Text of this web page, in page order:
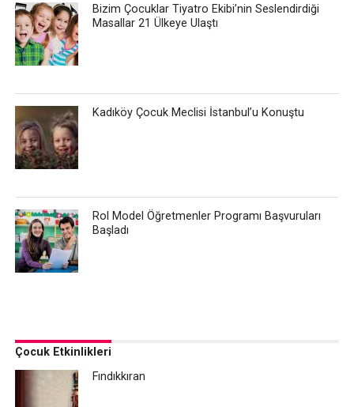
Bizim Çocuklar Tiyatro Ekibi’nin Seslendirdiği
Masallar 21 Ülkeye Ulaştı
Kadıköy Çocuk Meclisi İstanbul’u Konuştu
Rol Model Öğretmenler Programı Başvuruları
Başladı
Çocuk Etkinlikleri
Fındıkkıran